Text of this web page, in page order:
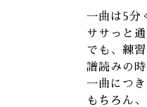
一曲は5分
ササっと
でも、練
譜読みの
一曲につ
もちろん